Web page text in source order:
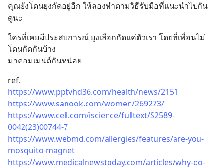
คุณยังโดนยุงกัดอยู่อีก ให้ลองทำตามวิธีรับมือที่แนะนำไปกัน
ดูนะ
ใครที่เคยมีประสบการณ์ ยุงเลือกกัดแค่ตัวเรา โดยที่เพื่อนไม่
โดนกัดกันบ้าง
มาคอมเมนต์กันหน่อย
ref.
https://www.pptvhd36.com/health/news/2151
https://www.sanook.com/women/269273/
https://www.cell.com/iscience/fulltext/S2589-
0042(23)00744-7
https://www.webmd.com/allergies/features/are-you-
mosquito-magnet
https://www.medicalnewstoday.com/articles/why-do-